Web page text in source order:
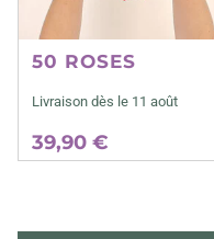
50 ROSES
Livraison dès le 11 août
39,90 €